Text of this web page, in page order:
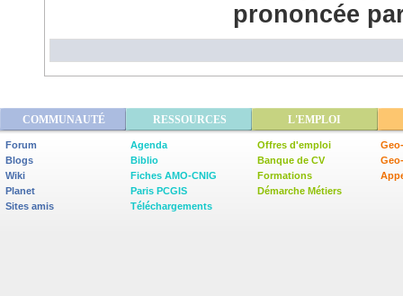
prononcée
COMMUNAUTÉ RESSOURCES L'EMPLOI
Forum
Blogs
Wiki
Planet
Sites amis
Agenda
Biblio
Fiches AMO-CNIG
Paris PCGIS
Téléchargements
Offres d'emploi
Banque de CV
Formations
Démarche Métiers